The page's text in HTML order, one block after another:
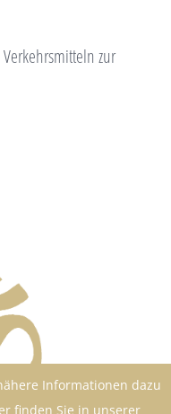
zur
Informationen dazu
finden Sie in unserer